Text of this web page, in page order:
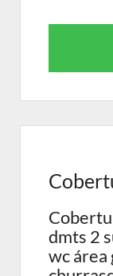
dmts 2
wc área